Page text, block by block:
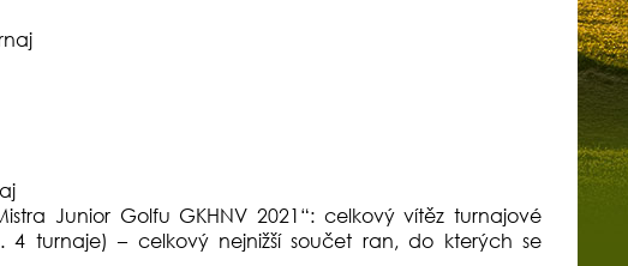
Junior Golfu GKHNV 2021“: celkový vítěz turnajové
4 turnaje) – celkový nejnižší součet ran, do kterých se